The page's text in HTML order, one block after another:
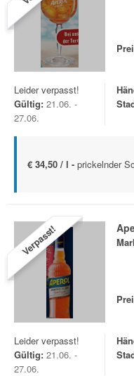
Leider verpasst!
Gültig: 21.06. -
27.06.
€ 34,50 / l - prickelnder
Verpasst!
Leider verpasst!
Gültig: 21.06. -
27.06.